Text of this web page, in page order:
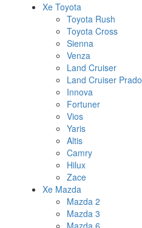
Xe Toyota
Toyota Rush
Toyota Cross
Sienna
Venza
Land Cruiser
Land Cruiser Prado
Innova
Fortuner
Vios
Yaris
Altis
Camry
Hilux
Zace
Xe Mazda
Mazda 2
Mazda 3